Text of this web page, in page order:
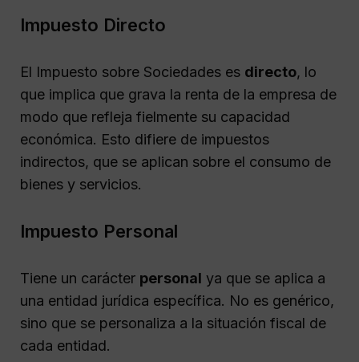
Impuesto Directo
El Impuesto sobre Sociedades es directo, lo
que implica que grava la renta de la empresa de
modo que refleja fielmente su capacidad
económica. Esto difiere de impuestos
indirectos, que se aplican sobre el consumo de
bienes y servicios.
Impuesto Personal
Tiene un carácter personal ya que se aplica a
una entidad jurídica específica. No es genérico,
sino que se personaliza a la situación fiscal de
cada entidad.